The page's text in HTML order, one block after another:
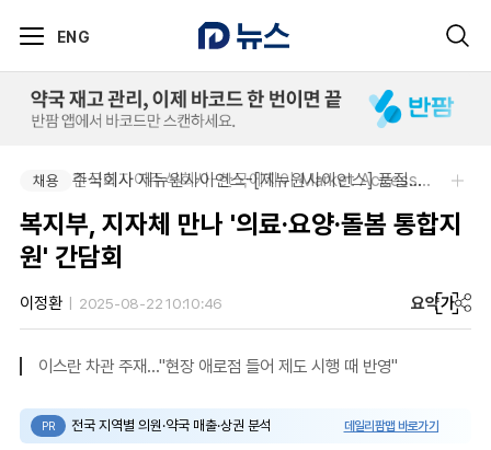
ENG
채용 한국에자이주식회사-한국에자이 Market Access Specialist 채용
채용 주식회사 제뉴원사이언스-[제뉴원사이언스] 품질관리약사 모집(경력무관)
복지부, 지자체 만나 '의료·요양·돌봄 통합지
원' 간담회
이정환 2025-08-22 10:10:46 요약가
이스란 차관 주재…"현장 애로점 들어 제도 시행 때 반영"
PR 전국 지역별 의원·약국 매출·상권 분석 데일리팜맵 바로가기